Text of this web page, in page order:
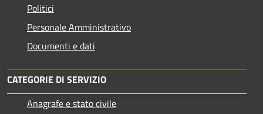
Politici
Personale Amministrativo
Documenti e dati
CATEGORIE DI SERVIZIO
Anagrafe e stato civile